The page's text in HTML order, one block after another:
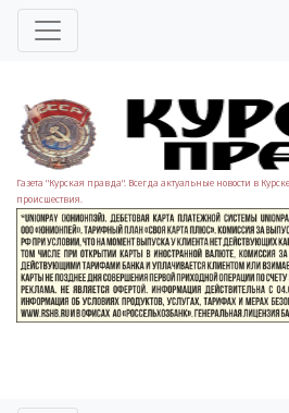
Газета "Курская правда". Всегда актуальные новости в
происшествия.